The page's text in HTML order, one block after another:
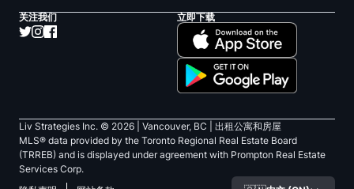
关注我们 立即下载
Liv Strategies Inc. © 2026 | Vancouver, BC |
出租公寓和房屋
MLS® data provided by the Toronto Regional Real Estate Board
(TRREB) and is displayed under agreement with Prompton Real Estate
Services Corp.